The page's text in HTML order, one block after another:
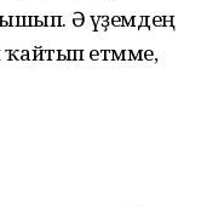
Ә үҙемдең
етәмме,